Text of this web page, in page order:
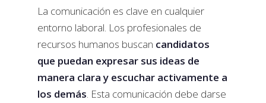
La comunicación es clave en cualquier
entorno laboral. Los profesionales de
recursos humanos buscan candidatos
que puedan expresar sus ideas de
manera clara y escuchar activamente a
los demás. Esta comunicación debe darse